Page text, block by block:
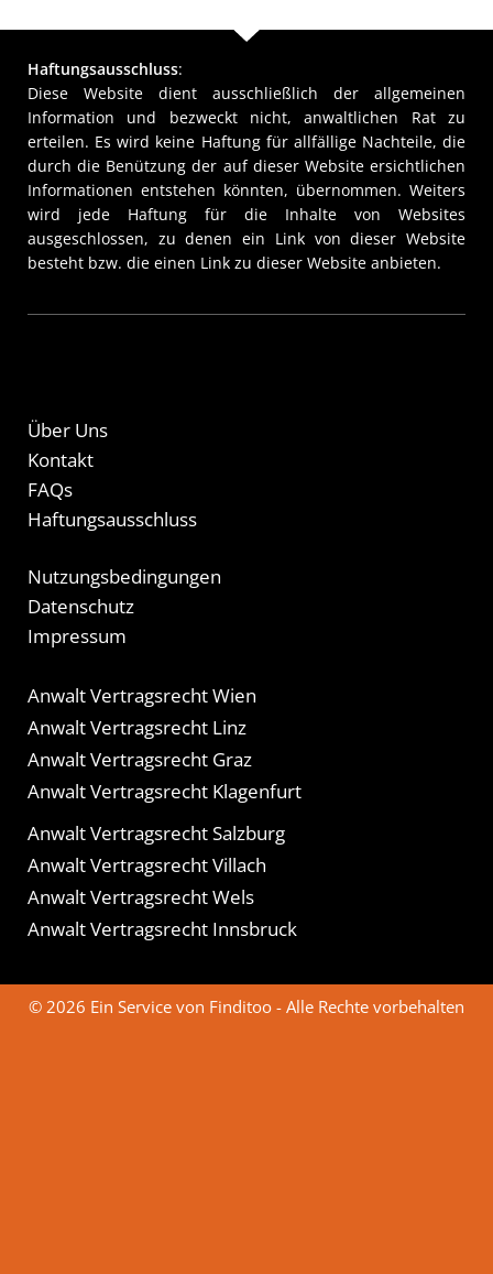
Haftungsausschluss:
Diese Website dient ausschließlich der allgemeinen
Information und bezweckt nicht, anwaltlichen Rat zu
erteilen. Es wird keine Haftung für allfällige Nachteile, die
durch die Benützung der auf dieser Website ersichtlichen
Informationen entstehen könnten, übernommen. Weiters
wird jede Haftung für die Inhalte von Websites
ausgeschlossen, zu denen ein Link von dieser Website
besteht bzw. die einen Link zu dieser Website anbieten.
Über Uns
Kontakt
FAQs
Haftungsausschluss
Nutzungsbedingungen
Datenschutz
Impressum
Anwalt Vertragsrecht Wien
Anwalt Vertragsrecht Linz
Anwalt Vertragsrecht Graz
Anwalt Vertragsrecht Klagenfurt
Anwalt Vertragsrecht Salzburg
Anwalt Vertragsrecht Villach
Anwalt Vertragsrecht Wels
Anwalt Vertragsrecht Innsbruck
© 2026 Ein Service von Finditoo - Alle Rechte vorbehalten